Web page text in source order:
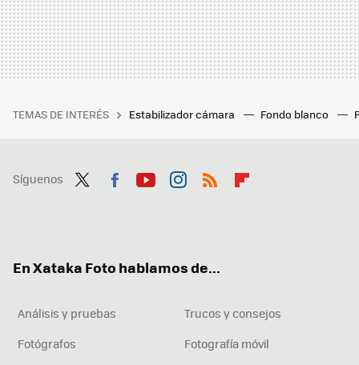
TEMAS DE INTERÉS Estabilizador cámara Fondo blanco
Síguenos
En Xataka Foto hablamos de...
Análisis y pruebas
Trucos y consejos
Fotógrafos
Fotografía móvil